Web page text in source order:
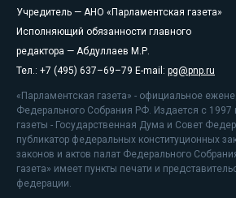
Учредитель — АНО «Парламентская газета»
Исполняющий обязанности главного
редактора — Абдуллаев М.Р.
Тел.: +7 (495) 637–69–79 E-mail: pg@pnp.ru
«Парламентская газета» - официальное
Федерального Собрания РФ. Издается с 1997
газеты - Государственная Дума и Совет
публикатор федеральных конституционных
законов и актов палат Федерального
газета» имеет пункты печати и
федерации.